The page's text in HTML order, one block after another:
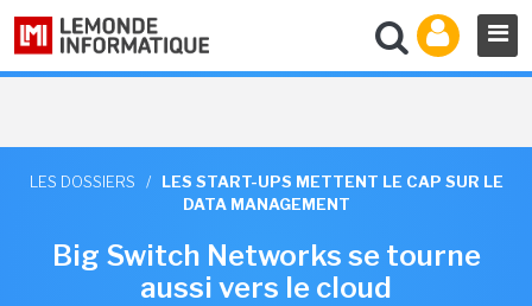
LES DOSSIERS /
LES START-UPS METTENT LE CAP SUR LE
DATA MANAGEMENT
Big Switch Networks se tourne
aussi vers le cloud